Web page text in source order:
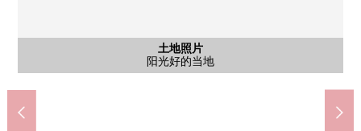
土地照片
阳光好的当地
含有前面道路的外观
是按照车的原样原封不动的少的清静的住宅区。
土地照片
阳光好的院子的样子
土地照片
有地下车库
土地照片
正从道路上涨，不在意视线。
Mybasket下永谷站前(约1030m)
步行13分钟
[关闭]Lawson商店100港南丸山台4丁目商店(约950m)
Create S·D港南日限山商店(约600m)
步行8分钟。
舞冈站前邮局(约950m)
步行12分钟
横滨市立日限山中学(约1400m)
步行18分钟
横滨市立higiri舞冈小学(约470m)
步行6分钟。※日限山小学被把和南舞冈小学合并，自2026年4月
起变成新校"higiri舞冈小学"了。
十慈堂病院(约270m)
步行4分钟